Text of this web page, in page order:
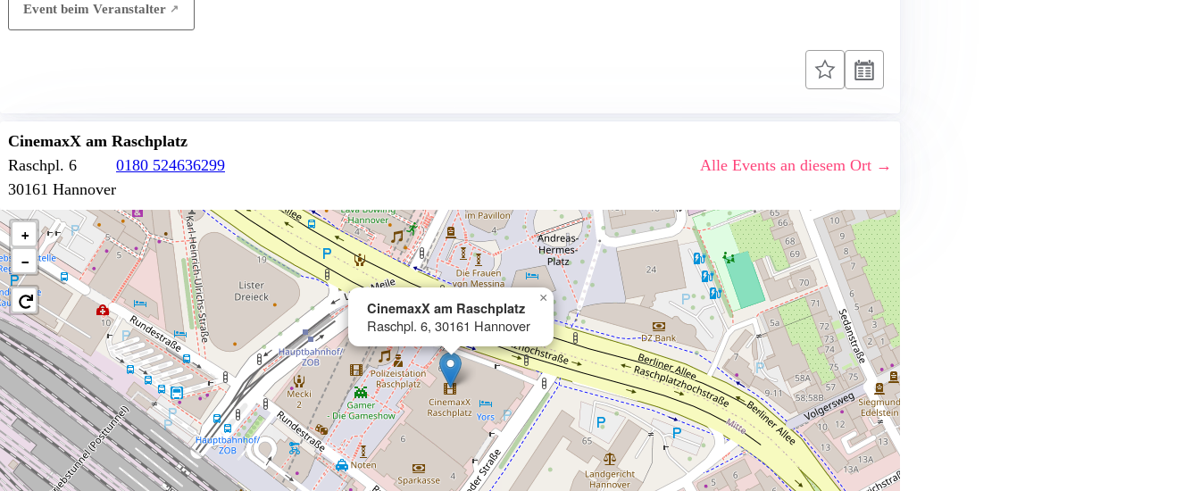
Event beim Veranstalter
CinemaxX am Raschplatz
Raschpl. 6
30161 Hannover
0180 524636299 Alle Events an diesem Ort →
CinemaxX am Raschplatz
Raschpl. 6, 30161 Hannover
×
+
−